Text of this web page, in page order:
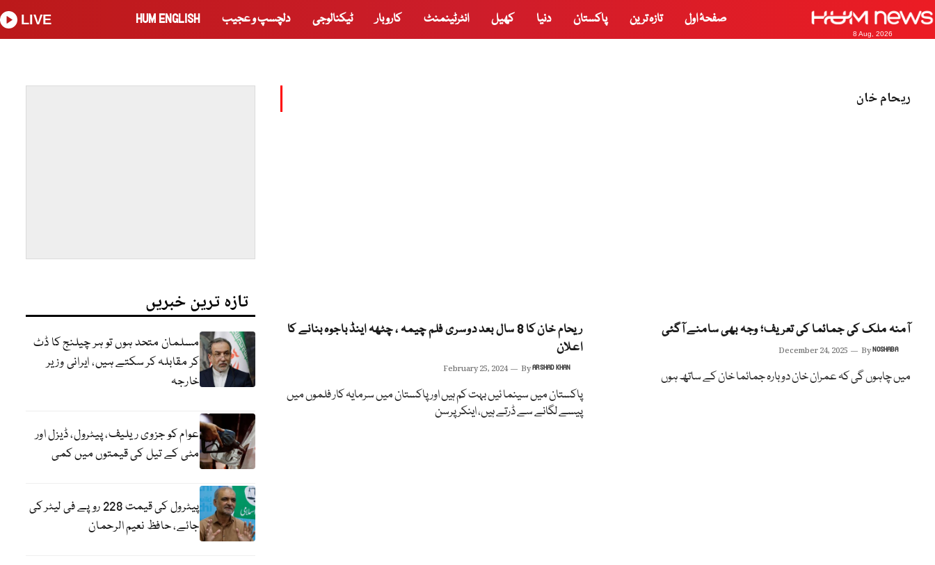
8 Aug, 2026
صفحۂ اول تازہ ترین پاکستان دنیا کھیل انٹرٹینمنٹ کاروبار ٹیکنالوجی دلچسپ و عجیب HUM ENGLISH
LIVE
ریحام خان
آمنہ ملک کی جمائما کی تعریف؛ وجہ بھی سامنے آگئی
December 24, 2025 ByNOSHABA
میں چاہوں گی کہ عمران خان دوبارہ جمائما خان کے ساتھ ہوں
ریحام خان کا 8 سال بعد دوسری فلم چیمہ ، چٹھہ اینڈ باجوہ بنانے کا
اعلان
February 25, 2024 ByARSHAD KHAN
پاکستان میں سینما ئیں بہت کم ہیں اور پاکستان میں سرمایہ کار فلموں میں
پیسے لگانے سے ڈرتے ہیں، اینکر پرسن
تازہ ترین خبریں
مسلمان متحد ہوں تو ہر چیلنج کا ڈٹ
کر مقابلہ کر سکتے ہیں، ایرانی وزیر
خارجہ
عوام کو جزوی ریلیف، پیٹرول، ڈیزل اور
مٹی کے تیل کی قیمتوں میں کمی
پیٹرول کی قیمت 228 روپے فی لیٹر کی
جائے، حافظ نعیم الرحمان